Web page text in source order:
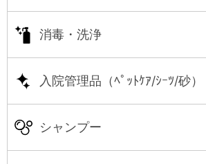
消毒・洗浄
入院管理品（ﾍﾟｯﾄｹｱ/ｼｰﾂ/砂）
シャンプー